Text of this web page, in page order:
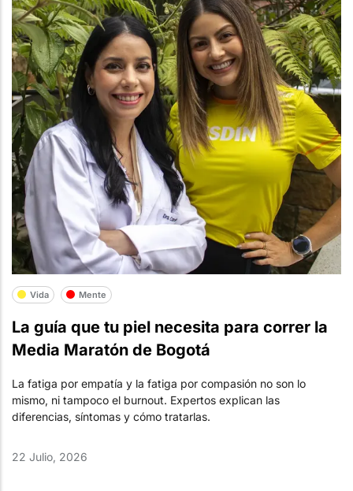
Vida Mente
La guía que tu piel necesita para correr la
Media Maratón de Bogotá
La fatiga por empatía y la fatiga por compasión no son lo
mismo, ni tampoco el burnout. Expertos explican las
diferencias, síntomas y cómo tratarlas.
22 Julio, 2026